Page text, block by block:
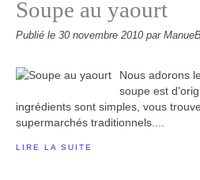
Soupe au yaourt
Publié le 30 novembre 2010 par
Nous adorons
soupe est
ingrédients sont simples, vous
supermarchés traditionnels....
LIRE LA SUITE